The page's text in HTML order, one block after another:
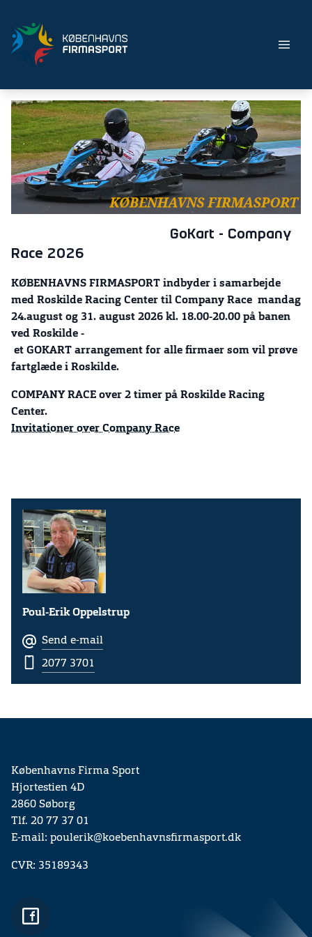
GoKart - Company
Race 2026
KØBENHAVNS FIRMASPORT indbyder i samarbejde
med Roskilde Racing Center til Company Race mandag
24.august og 31. august 2026 kl. 18.00-20.00 på banen
ved Roskilde -
et GOKART arrangement for alle firmaer som vil prøve
fartglæde i Roskilde.
COMPANY RACE over 2 timer på Roskilde Racing
Center.
Invitationer over Company Race
Poul-Erik Oppelstrup
Send e-mail
2077 3701
Københavns Firma Sport
Hjortestien 4D
2860 Søborg
Tlf. 20 77 37 01
E-mail: poulerik@koebenhavnsfirmasport.dk
CVR: 35189343